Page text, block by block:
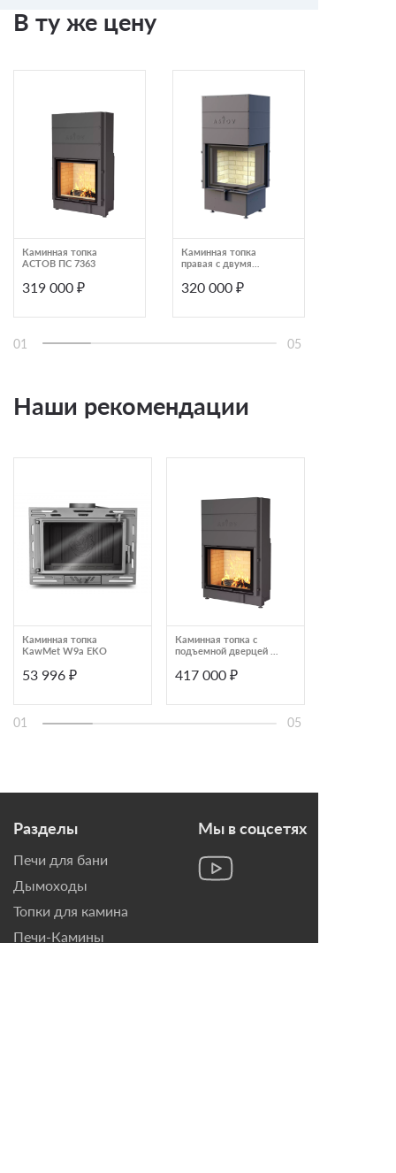
В ту же цену
Каминная топка
АСТОВ ПС 7363
319 000 ₽
Каминная топка
правая с двумя
6057
320 000 ₽
01 05
Наши рекомендации
Каминная топка
KawMet W9a EKO
53 996 ₽
Каминная топка с
подъемной дверцей и
Astov ПС ПС 8063
417 000 ₽
01 05
Разделы
Печи для бани
Дымоходы
Топки для камина
Печи-Камины
Мы в соцсетях